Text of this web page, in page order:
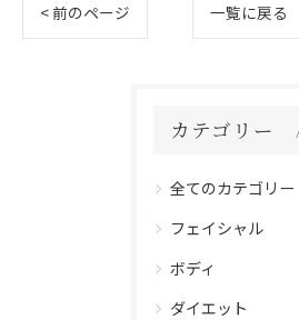
< 前のページ 一覧に戻る
カテゴリー
全てのカテゴリー
フェイシャル
ボディ
ダイエット